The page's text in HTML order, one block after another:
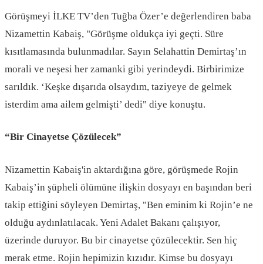
Görüşmeyi İLKE TV’den Tuğba Özer’e değerlendiren baba
Nizamettin Kabaiş, "Görüşme oldukça iyi geçti. Süre
kısıtlamasında bulunmadılar. Sayın Selahattin Demirtaş’ın
morali ve neşesi her zamanki gibi yerindeydi. Birbirimize
sarıldık. ‘Keşke dışarıda olsaydım, taziyeye de gelmek
isterdim ama ailem gelmişti’ dedi" diye konuştu.
“Bir Cinayetse Çözülecek”
Nizamettin Kabaiş'in aktardığına göre, görüşmede Rojin
Kabaiş’in şüpheli ölümüne ilişkin dosyayı en başından beri
takip ettiğini söyleyen Demirtaş, "Ben eminim ki Rojin’e ne
olduğu aydınlatılacak. Yeni Adalet Bakanı çalışıyor,
üzerinde duruyor. Bu bir cinayetse çözülecektir. Sen hiç
merak etme. Rojin hepimizin kızıdır. Kimse bu dosyayı